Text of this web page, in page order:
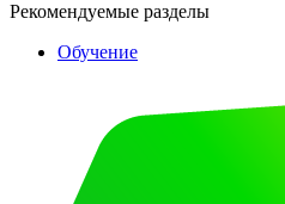
Рекомендуемые разделы
Обучение